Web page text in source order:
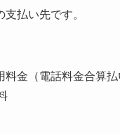
払い先です。
料金（電話料金合算払